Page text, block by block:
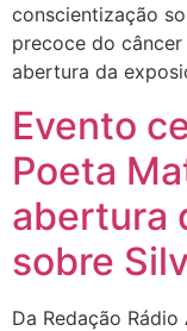
conscientização
precoce do câncer
abertura da
Evento
Poeta
abertura
sobre
Da Redação